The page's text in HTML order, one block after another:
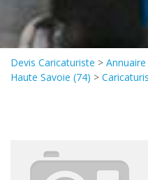
Devis Caricaturiste >
Haute Savoie (74) >